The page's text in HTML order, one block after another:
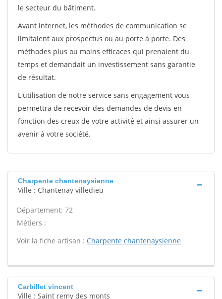
le secteur du bâtiment.
Avant internet, les méthodes de communication se
limitaient aux prospectus ou au porte à porte. Des
méthodes plus ou moins efficaces qui prenaient du
temps et demandait un investissement sans garantie
de résultat.
L'utilisation de notre service sans engagement vous
permettra de recevoir des demandes de devis en
fonction des creux de votre activité et ainsi assurer un
avenir à votre société.
Charpente chantenaysienne
Ville : Chantenay villedieu
Département: 72
Métiers :
Voir la fiche artisan : Charpente chantenaysienne
Carbillet vincent
Ville : Saint remy des monts